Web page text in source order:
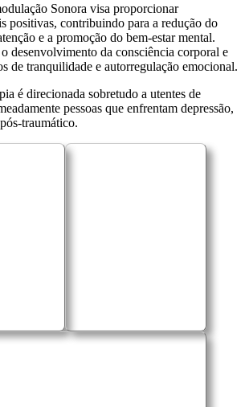
Sonora visa proporcionar
positivas, contribuindo para a redução do
e a promoção do bem-estar mental.
desenvolvimento da consciência corporal e
de tranquilidade e autorregulação emocional.
é direcionada sobretudo a utentes de
pessoas que enfrentam depressão,
traumático.